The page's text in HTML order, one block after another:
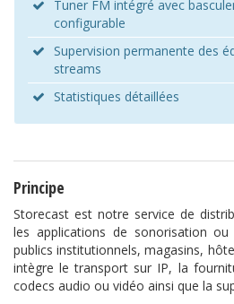
Tuner FM intégré avec
configurable
Supervision permanente des
streams
Statistiques détaillées
Principe
Storecast est notre service de
les applications de sonorisation
publics institutionnels, magasins,
intègre le transport sur IP, la
codecs audio ou vidéo ainsi que la